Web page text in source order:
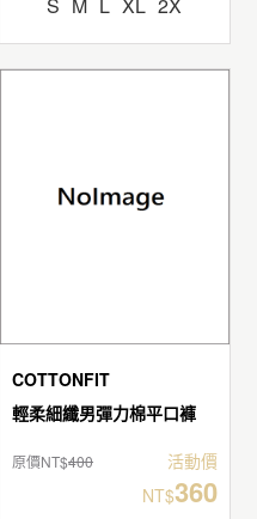
S M L XL 2X
COTTONFIT
輕柔細纖男彈力棉平口褲
原價NT$400
活動價
NT$360